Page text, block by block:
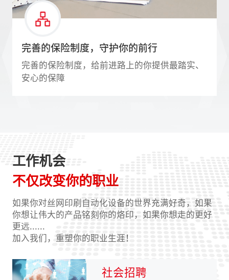
完善的保险制度，守护你的前行
完善的保险制度，给前进路上的你提供最踏实、
安心的保障
工作机会
不仅改变你的职业
如果你对丝网印刷自动化设备的世界充满好奇，如果
你想让伟大的产品铭刻你的烙印，如果你想走的更好
更远......
加入我们，重塑你的职业生涯！
社会招聘